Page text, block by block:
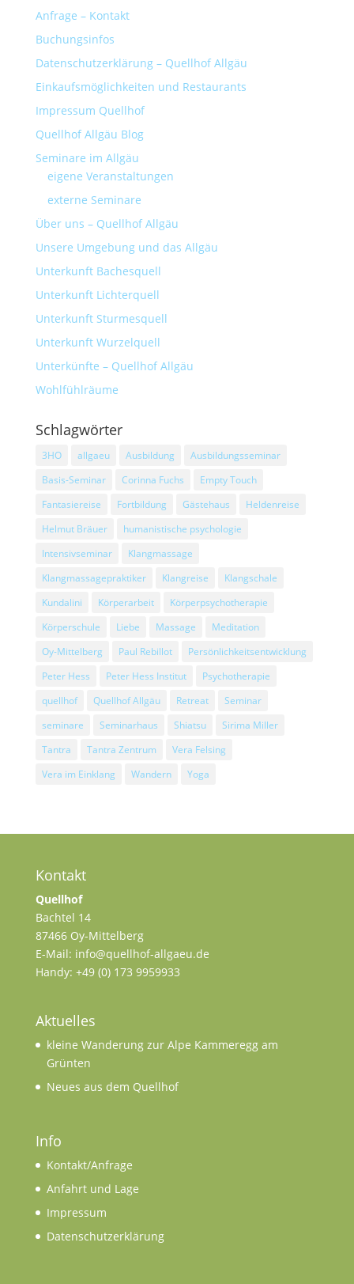
Anfrage – Kontakt
Buchungsinfos
Datenschutzerklärung – Quellhof Allgäu
Einkaufsmöglichkeiten und Restaurants
Impressum Quellhof
Quellhof Allgäu Blog
Seminare im Allgäu
eigene Veranstaltungen
externe Seminare
Über uns – Quellhof Allgäu
Unsere Umgebung und das Allgäu
Unterkunft Bachesquell
Unterkunft Lichterquell
Unterkunft Sturmesquell
Unterkunft Wurzelquell
Unterkünfte – Quellhof Allgäu
Wohlfühlräume
Schlagwörter
3HO allgaeu Ausbildung
Ausbildungsseminar
Basis-Seminar
Corinna Fuchs
Empty Touch
Fantasiereise
Fortbildung Gästehaus
Heldenreise
Helmut Bräuer
humanistische psychologie
Intensivseminar
Klangmassage
Klangmassagepraktiker
Klangreise
Klangschale
Kundalini
Körperarbeit
Körperpsychotherapie
Körperschule
Liebe Massage
Meditation
Oy-Mittelberg
Paul Rebillot
Persönlichkeitsentwicklung
Peter Hess
Peter Hess Institut
Psychotherapie
quellhof
Quellhof Allgäu Retreat
Seminar
seminare
Seminarhaus Shiatsu
Sirima Miller
Tantra
Tantra Zentrum
Vera Felsing
Vera im Einklang
Wandern Yoga
Kontakt
Quellhof
Bachtel 14
87466 Oy-Mittelberg
E-Mail: info@quellhof-allgaeu.de
Handy: +49 (0) 173 9959933
Aktuelles
kleine Wanderung zur Alpe Kammeregg am
Grünten
Neues aus dem Quellhof
Info
Kontakt/Anfrage
Anfahrt und Lage
Impressum
Datenschutzerklärung